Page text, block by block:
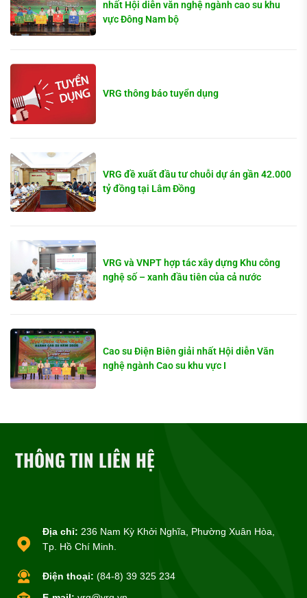
nhất Hội diễn văn nghệ ngành cao su khu
vực Đông Nam bộ
VRG thông báo tuyển dụng
VRG đề xuất đầu tư chuỗi dự án gần 42.000
tỷ đồng tại Lâm Đồng
VRG và VNPT hợp tác xây dựng Khu công
nghệ số – xanh đầu tiên của cả nước
Cao su Điện Biên giải nhất Hội diễn Văn
nghệ ngành Cao su khu vực I
THÔNG TIN LIÊN HỆ
Địa chỉ: 236 Nam Kỳ Khởi Nghĩa, Phường Xuân Hòa,
Tp. Hồ Chí Minh.
Điện thoại: (84-8) 39 325 234